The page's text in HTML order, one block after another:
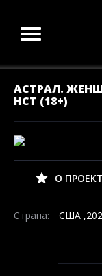
АСТРАЛ.
НСТ (18+)
О
Страна: США